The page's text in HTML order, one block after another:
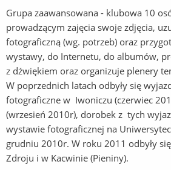
Grupa zaawansowana - klubowa 10
prowadzącym zajęcia swoje zdjęcia,
fotograficzną (wg. potrzeb) oraz
wystawy, do Internetu, do albumów,
z dźwiękiem oraz organizuje plenery
W poprzednich latach odbyły się
fotograficzne w Iwoniczu (czerwiec
(wrzesień 2010r), dorobek z tych
wystawie fotograficznej na
grudniu 2010r. W roku 2011 odbyły
Zdroju i w Kacwinie (Pieniny).